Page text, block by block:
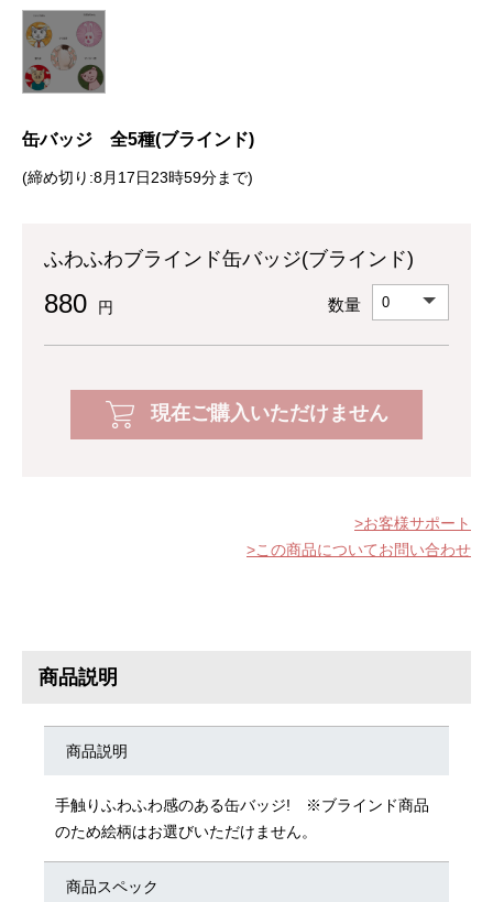
缶バッジ 全5種(ブラインド)
(締め切り:8月17日23時59分まで)
ふわふわブラインド缶バッジ(ブラインド)
880 円 数量
現在ご購入いただけません
お客様サポート
この商品についてお問い合わせ
商品説明
商品説明
手触りふわふわ感のある缶バッジ! ※ブラインド商品
のため絵柄はお選びいただけません。
商品スペック